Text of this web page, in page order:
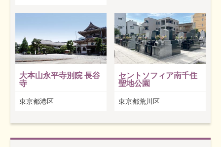
大本山永平寺別院 長谷
寺
東京都港区
セントソフィア南千住
聖地公園
東京都荒川区